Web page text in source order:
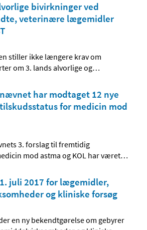
bivirkninger ved
veterinære lægemidler
stiller ikke længere krav om
om 3. lands alvorlige og…
har modtaget 12 nye
for medicin mod
3. forslag til fremtidig
mod astma og KOL har været…
juli 2017 for lægemidler,
og kliniske forsøg
en ny bekendtgørelse om gebyrer